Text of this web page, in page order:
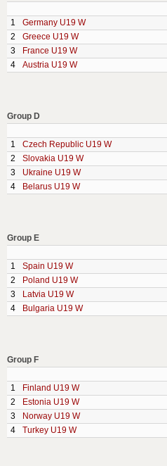
1
Germany U19 W
2
Greece U19 W
3
France U19 W
4
Austria U19 W
Group D
1
Czech Republic U19 W
2
Slovakia U19 W
3
Ukraine U19 W
4
Belarus U19 W
Group E
1
Spain U19 W
2
Poland U19 W
3
Latvia U19 W
4
Bulgaria U19 W
Group F
1
Finland U19 W
2
Estonia U19 W
3
Norway U19 W
4
Turkey U19 W